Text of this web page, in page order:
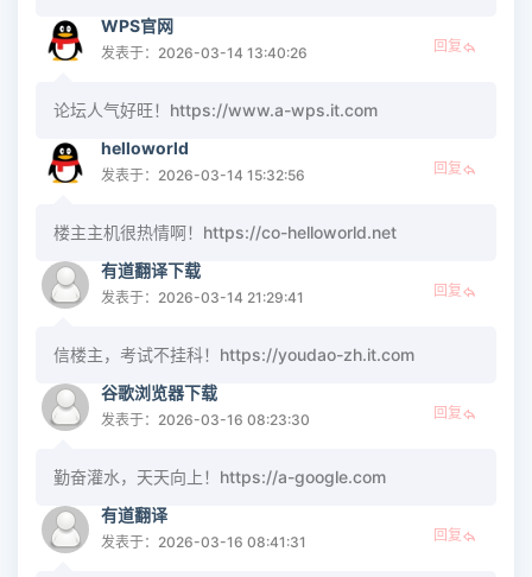
WPS官网
发表于：2026-03-14 13:40:26 回复
论坛人气好旺！https://www.a-wps.it.com
helloworld
发表于：2026-03-14 15:32:56 回复
楼主主机很热情啊！https://co-helloworld.net
有道翻译下载
发表于：2026-03-14 21:29:41 回复
信楼主，考试不挂科！https://youdao-zh.it.com
谷歌浏览器下载
发表于：2026-03-16 08:23:30 回复
勤奋灌水，天天向上！https://a-google.com
有道翻译
发表于：2026-03-16 08:41:31 回复